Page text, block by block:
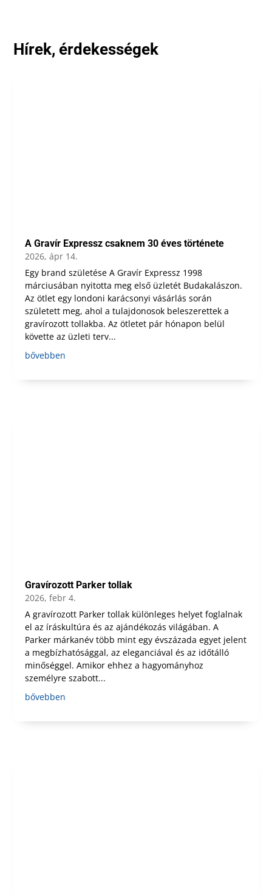
Hírek, érdekességek
A Gravír Expressz csaknem 30 éves története
2026, ápr 14.
Egy brand születése A Gravír Expressz 1998
márciusában nyitotta meg első üzletét Budakalászon.
Az ötlet egy londoni karácsonyi vásárlás során
született meg, ahol a tulajdonosok beleszerettek a
gravírozott tollakba. Az ötletet pár hónapon belül
követte az üzleti terv...
bővebben
Gravírozott Parker tollak
2026, febr 4.
A gravírozott Parker tollak különleges helyet foglalnak
el az íráskultúra és az ajándékozás világában. A
Parker márkanév több mint egy évszázada egyet jelent
a megbízhatósággal, az eleganciával és az időtálló
minőséggel. Amikor ehhez a hagyományhoz
személyre szabott...
bővebben